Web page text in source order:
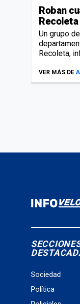
Roban
Recoleta
Un grupo
Recoleta,
VER MÁS DE
Sociedad
Política